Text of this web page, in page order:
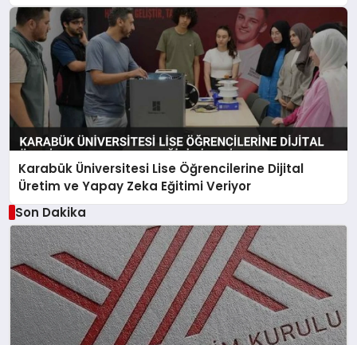
Karabük Üniversitesi Lise Öğrencilerine Dijital
Üretim ve Yapay Zeka Eğitimi Veriyor
Son Dakika